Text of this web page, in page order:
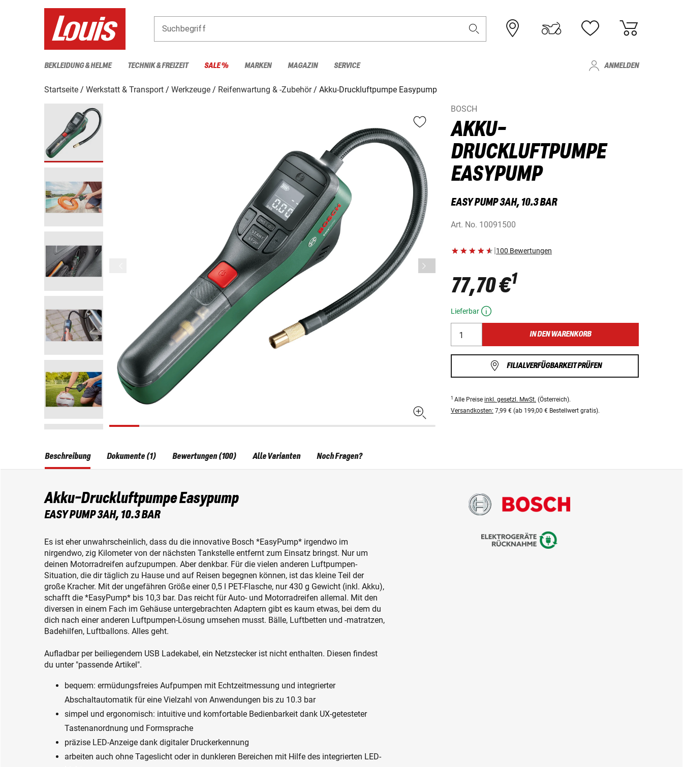
Suchbegriff
BEKLEIDUNG & HELME TECHNIK & FREIZEIT SALE % MARKEN MAGAZIN SERVICE ANMELDEN
Startseite Werkstatt & Transport Werkzeuge Reifenwartung & -Zubehör
Akku-Druckluftpumpe Easypump
BOSCH
AKKU-
DRUCKLUFTPUMPE
EASYPUMP
EASY PUMP 3AH, 10.3 BAR
Art. No. 10091500
|100 Bewertungen
77,70 €1
Lieferbar
IN DEN WARENKORB
FILIALVERFÜGBARKEIT PRÜFEN
1 Alle Preise inkl. gesetzl. MwSt. (Österreich).
Versandkosten: 7,99 € (ab 199,00 € Bestellwert gratis).
Beschreibung
Akku-Druckluftpumpe Easypump
EASY PUMP 3AH, 10.3 BAR
Es ist eher unwahrscheinlich, dass du die innovative Bosch *EasyPump* irgendwo im
nirgendwo, zig Kilometer von der nächsten Tankstelle entfernt zum Einsatz bringst. Nur um
deinen Motorradreifen aufzupumpen. Aber denkbar. Für die vielen anderen Luftpumpen-
Situation, die dir täglich zu Hause und auf Reisen begegnen können, ist das kleine Teil der
große Kracher. Mit der ungefähren Größe einer 0,5 l PET-Flasche, nur 430 g Gewicht (inkl. Akku),
schafft die *EasyPump* bis 10,3 bar. Das reicht für Auto- und Motorradreifen allemal. Mit den
diversen in einem Fach im Gehäuse untergebrachten Adaptern gibt es kaum etwas, bei dem du
dich nach einer anderen Luftpumpen-Lösung umsehen musst. Bälle, Luftbetten und -matratzen,
Badehilfen, Luftballons. Alles geht.
Aufladbar per beiliegendem USB Ladekabel, ein Netzstecker ist nicht enthalten. Diesen findest
du unter "passende Artikel".
bequem: ermüdungsfreies Aufpumpen mit Echtzeitmessung und integrierter
Abschaltautomatik für eine Vielzahl von Anwendungen bis zu 10.3 bar
simpel und ergonomisch: intuitive und komfortable Bedienbarkeit dank UX-getesteter
Tastenanordnung und Formsprache
präzise LED-Anzeige dank digitaler Druckerkennung
arbeiten auch ohne Tageslicht oder in dunkleren Bereichen mit Hilfe des integrierten LED-
Dokumente (1) Bewertungen (100) Alle Varianten Noch Fragen?